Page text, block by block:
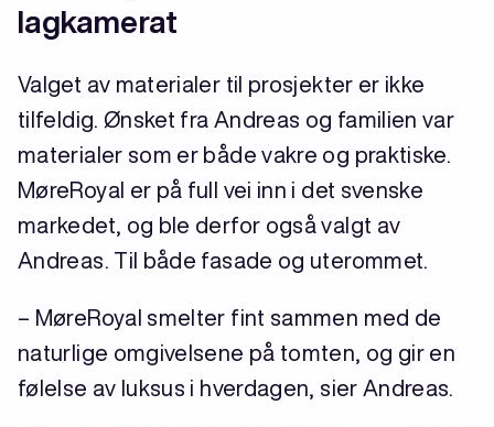
lagkamerat
Valget av materialer til prosjekter er ikke
tilfeldig. Ønsket fra Andreas og familien var
materialer som er både vakre og praktiske.
MøreRoyal er på full vei inn i det svenske
markedet, og ble derfor også valgt av
Andreas. Til både fasade og uterommet.
– MøreRoyal smelter fint sammen med de
naturlige omgivelsene på tomten, og gir en
følelse av luksus i hverdagen, sier Andreas.